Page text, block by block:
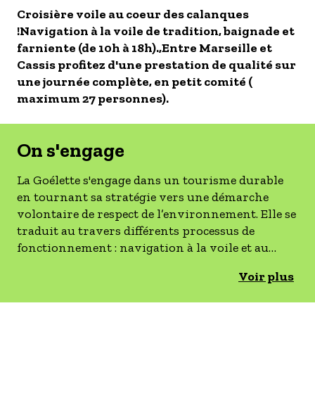
- Les établissements Accueil vélo
LES OFFRES MYPROVENCE
S'inscrire à nos newsletters
Croisière voile au coeur des calanques
!Navigation à la voile de tradition, baignade et
farniente (de 10h à 18h).,Entre Marseille et
Cassis profitez d'une prestation de qualité sur
une journée complète, en petit comité (
maximum 27 personnes).
On s'engage
La Goélette s'engage dans un tourisme durable
en tournant sa stratégie vers une démarche
volontaire de respect de l’environnement. Elle se
traduit au travers différents processus de
fonctionnement ​: navigation à la voile et au
obtention du Label "Esprit Parc National «Voir plus